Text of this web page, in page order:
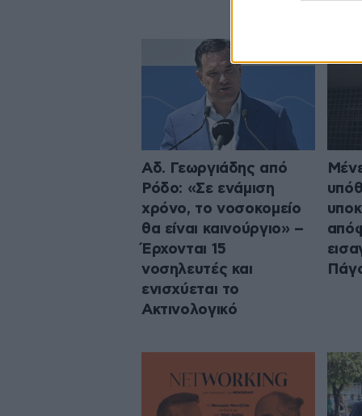
Αδ. Γεωργιάδης από
Ρόδο: «Σε ενάμιση
χρόνο, το νοσοκομείο
θα είναι καινούργιο» –
Έρχονται 15
νοσηλευτές και
ενισχύεται το
Ακτινολογικό